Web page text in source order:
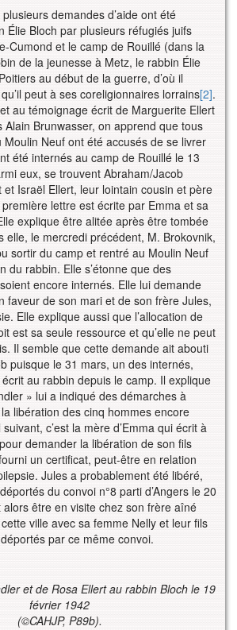
demandes d’aide ont été
Élie Bloch par plusieurs réfugiés juifs
Cumond et le camp de Rouillé (dans la
de la jeunesse à Metz, le rabbin Élie
au début de la guerre, d’où il
peut à ses coreligionnaires lorrains[2].
au témoignage écrit de Marguerite Ellert
Alain Brunwasser, on apprend que tous
Neuf ont été accusés de se livrer
été internés au camp de Rouillé le 13
eux, se trouvent Abraham/Jacob
et Israël Ellert, leur lointain cousin et père
lettre est écrite par Emma et sa
explique être alitée après être tombée
elle, le mercredi précédent, M. Brokovnik,
sortir du camp et rentré au Moulin Neuf
du rabbin. Elle s’étonne que des
encore internés. Elle lui demande
faveur de son mari et de son frère Jules,
Elle explique aussi que l’allocation de
est sa seule ressource et qu’elle ne peut
Il semble que cette demande ait abouti
puisque le 31 mars, un des internés,
au rabbin depuis le camp. Il explique
» lui a indiqué des démarches à
libération des cinq hommes encore
c’est la mère d’Emma qui écrit à
demander la libération de son fils
un certificat, peut-être en relation
Jules a probablement été libéré,
du convoi n°8 parti d’Angers le 20
être en visite chez son frère aîné
ville avec sa femme Nelly et leur fils
par ce même convoi.
et de Rosa Ellert au rabbin Bloch le 19
février 1942
(©CAHJP, P89b).